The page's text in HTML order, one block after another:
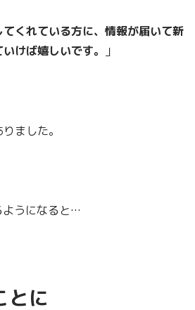
くれている方に、情報が届いて新
けば嬉しいです。
」
ました。
ようになると…
とに